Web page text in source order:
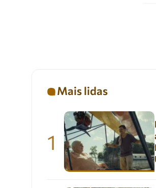
Mais lidas
1